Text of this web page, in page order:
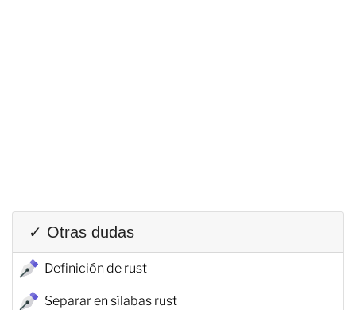
✓ Otras dudas
Definición de rust
Separar en sílabas rust